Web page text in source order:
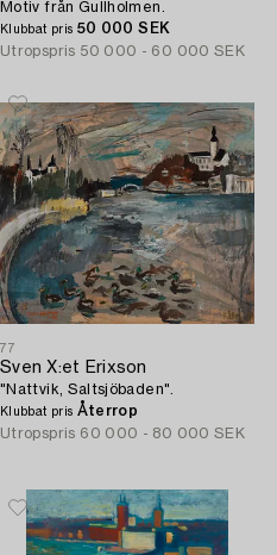
Motiv från Gullholmen.
Klubbat pris 50 000 SEK
Utropspris 50 000 - 60 000 SEK
77
Sven X:et Erixson
"Nattvik, Saltsjöbaden".
Klubbat pris Återrop
Utropspris 60 000 - 80 000 SEK